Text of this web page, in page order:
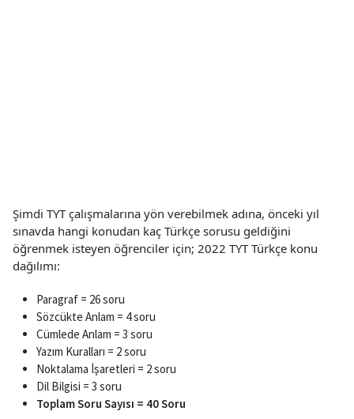
Şimdi TYT çalışmalarına yön verebilmek adına, önceki yıl
sınavda hangi konudan kaç Türkçe sorusu geldiğini
öğrenmek isteyen öğrenciler için; 2022 TYT Türkçe konu
dağılımı:
Paragraf = 26 soru
Sözcükte Anlam = 4 soru
Cümlede Anlam = 3 soru
Yazım Kuralları = 2 soru
Noktalama İşaretleri = 2 soru
Dil Bilgisi = 3 soru
Toplam Soru Sayısı = 40 Soru